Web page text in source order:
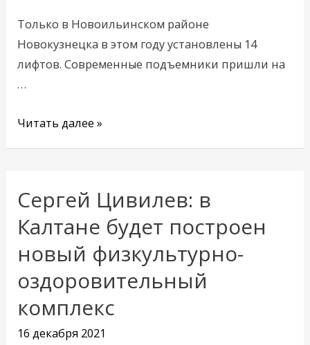
Только в Новоильинском районе
Новокузнецка в этом году установлены 14
лифтов. Современные подъемники пришли на
…
149
лифтов
Читать далее »
Сергей Цивилев: в
Калтане будет построен
новый физкультурно-
оздоровительный
комплекс
16 декабря 2021
Сергей
Цивилев:
в
Калтане
будет
построен
новый
физкультурно-